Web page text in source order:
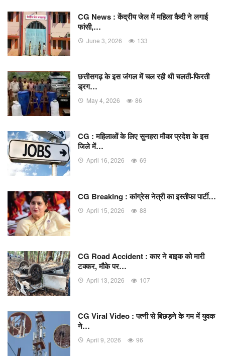
CG News : केंद्रीय जेल में महिला कैदी ने लगाई
फांसी,…
June 3, 2026 133
छत्तीसगढ़ के इस जंगल में चल रही थी चलती-फिरती
ड्रग…
May 4, 2026 86
CG : महिलाओं के लिए सुनहरा मौका प्रदेश के इस
जिले में…
April 16, 2026 69
CG Breaking : कांग्रेस नेत्री का इस्तीफा पार्टी…
April 15, 2026 88
CG Road Accident : कार ने बाइक को मारी
टक्कर, मौके पर…
April 13, 2026 107
CG Viral Video : पत्नी से बिछड़ने के गम में युवक
ने…
April 9, 2026 96